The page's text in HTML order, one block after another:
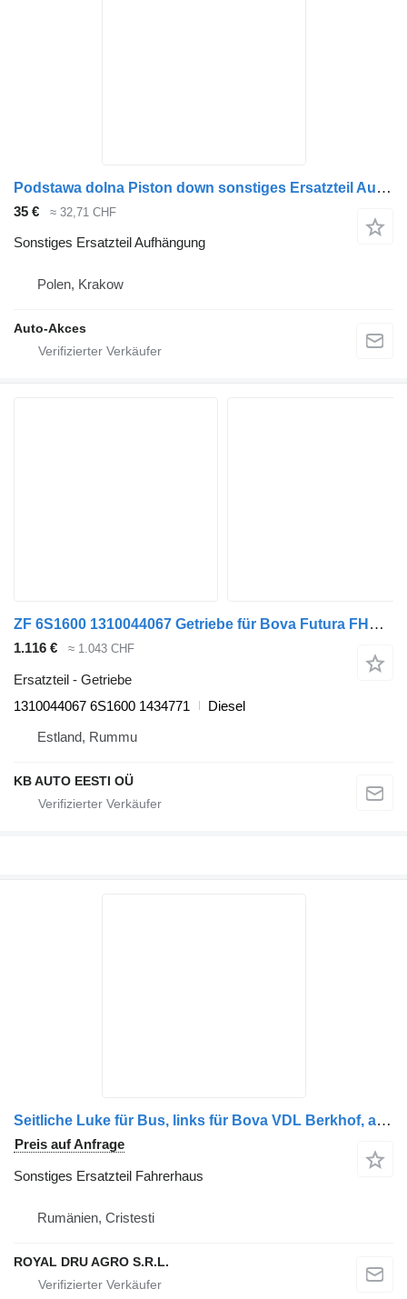
Podstawa dolna Piston down sonstiges Ersatzteil Aufhängung für Bova Futura Bus
35 € ≈ 32,71 CHF
Sonstiges Ersatzteil Aufhängung
Polen, Krakow
Auto-Akces
ZF 6S1600 1310044067 Getriebe für Bova Futura FHD, FLD (1982-) Bus
1.116 € ≈ 1.043 CHF
Ersatzteil - Getriebe
1310044067 6S1600 1434771
Diesel
Estland, Rummu
KB AUTO EESTI OÜ
Seitliche Luke für Bus, links für Bova VDL Berkhof, albastră LKW
Preis auf Anfrage
Sonstiges Ersatzteil Fahrerhaus
Rumänien, Cristesti
ROYAL DRU AGRO S.R.L.